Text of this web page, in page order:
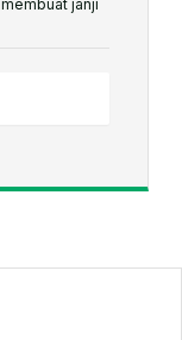
janji